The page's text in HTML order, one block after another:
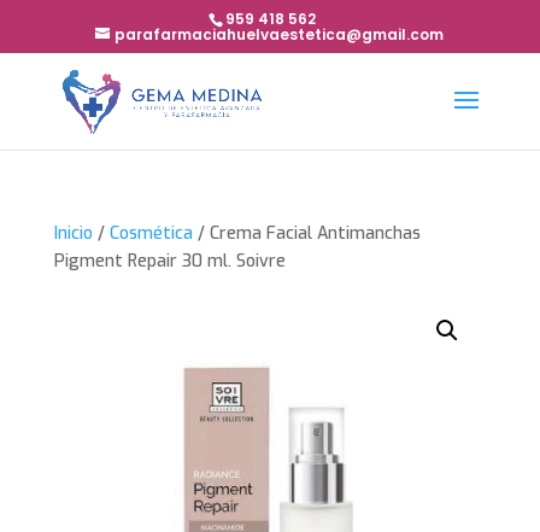
959 418 562
parafarmaciahuelvaestetica@gmail.com
Inicio / Cosmética / Crema Facial Antimanchas
Pigment Repair 30 ml. Soivre